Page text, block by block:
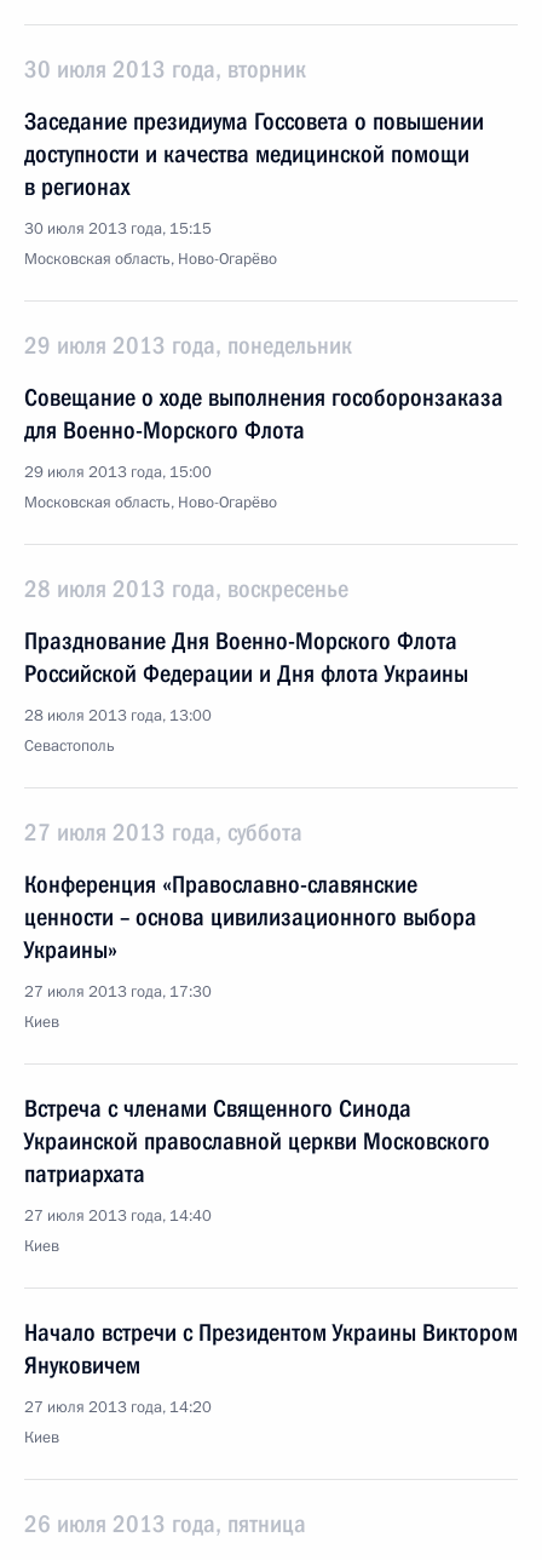
30 июля 2013 года, вторник
Заседание президиума Госсовета о повышении
доступности и качества медицинской помощи
в регионах
30 июля 2013 года, 15:15
Московская область, Ново-Огарёво
29 июля 2013 года, понедельник
Совещание о ходе выполнения гособоронзаказа
для Военно-Морского Флота
29 июля 2013 года, 15:00
Московская область, Ново-Огарёво
28 июля 2013 года, воскресенье
Празднование Дня Военно-Морского Флота
Российской Федерации и Дня флота Украины
28 июля 2013 года, 13:00
Севастополь
27 июля 2013 года, суббота
Конференция «Православно-славянские
ценности – основа цивилизационного выбора
Украины»
27 июля 2013 года, 17:30
Киев
Встреча с членами Священного Синода
Украинской православной церкви Московского
патриархата
27 июля 2013 года, 14:40
Киев
Начало встречи с Президентом Украины Виктором
Януковичем
27 июля 2013 года, 14:20
Киев
26 июля 2013 года, пятница